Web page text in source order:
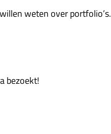
weten over portfolio’s.
bezoekt!